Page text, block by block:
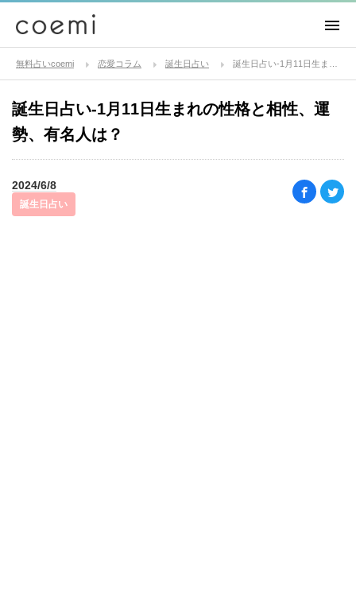
無料占いcoemi 恋愛コラム 誕生日占い
誕生日占い-1月11日生まれの性格と相性、運
勢、有名人は？
2024/6/8
誕生日占い